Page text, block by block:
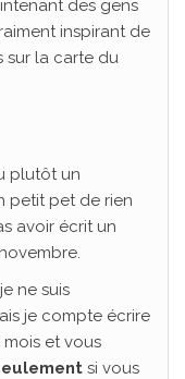
des gens
inspirant de
sur la carte du
plutôt un
petit pet de rien
avoir écrit un
ne suis
je compte écrire
mois et vous
si vous